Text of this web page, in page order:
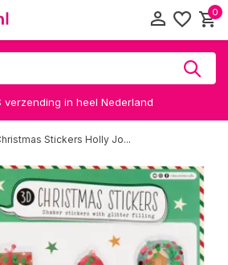
0
verzending in heel Nederland
Stickers Holly Jo...